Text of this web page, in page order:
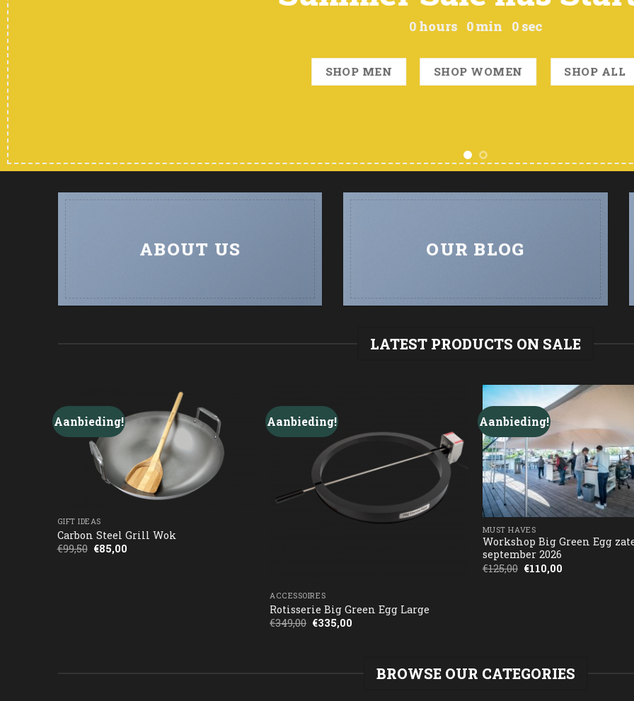
0 hours 0min 0 sec
SHOP MEN SHOP WOMEN SHOP ALL
ABOUT US OUR BLOG
LATEST PRODUCTS ON SALE
Aanbieding!
GIFT IDEAS
Carbon Steel Grill Wok
€99,50 Oorspronkelijke
prijs
€85,00Huidige
Aanbieding!
ACCESSOIRES
Rotisserie Big Green Egg Large
€349,00 Oorspronkelijke
€335,00
Aanbieding!
MUST HAVES
Workshop Big Green Egg
september 2026
€125,00 Oorspronkelijke
€110,00
BROWSE OUR CATEGORIES